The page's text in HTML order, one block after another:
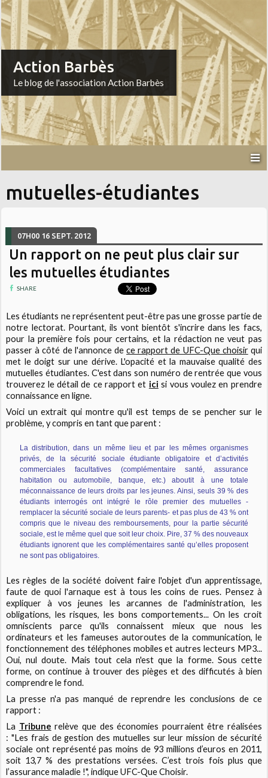
Action Barbès
Le blog de l'association Action Barbès
mutuelles-étudiantes
07H00 16 SEPT. 2012
Un rapport on ne peut plus clair sur
les mutuelles étudiantes
SHARE
Les étudiants ne représentent peut-être pas une grosse partie de
notre lectorat. Pourtant, ils vont bientôt s'incrire dans les facs,
pour la première fois pour certains, et la rédaction ne veut pas
passer à côté de l'annonce dece rapport de UFC-Que choisirqui
met le doigt sur une dérive. L'opacité et la mauvaise qualité des
mutuelles étudiantes. C'est dans son numéro de rentrée que vous
trouverez le détail de ce rapport et ici si vous voulez en prendre
connaissance en ligne.
Voici un extrait qui montre qu'il est temps de se pencher sur le
problème, y compris en tant que parent :
La distribution, dans un même lieu et par les mêmes organismes
privés, de la sécurité sociale étudiante obligatoire et d’activités
commerciales facultatives (complémentaire santé, assurance
habitation ou automobile, banque, etc.) aboutit à une totale
méconnaissance de leurs droits par les jeunes. Ainsi, seuls 39 % des
étudiants interrogés ont intégré le rôle premier des mutuelles -
remplacer la sécurité sociale de leurs parents- et pas plus de 43 % ont
compris que le niveau des remboursements, pour la partie sécurité
sociale, est le même quel que soit leur choix. Pire, 37 % des nouveaux
étudiants ignorent que les complémentaires santé qu’elles proposent
ne sont pas obligatoires.
Les règles de la société doivent faire l'objet d'un apprentissage,
faute de quoi l'arnaque est à tous les coins de rues. Pensez à
expliquer à vos jeunes les arcannes de l'administration, les
obligations, les risques, les bons comportements... On les croit
omniscients parce qu'ils connaissent mieux que nous les
ordinateurs et les fameuses autoroutes de la communication, le
fonctionnement des téléphones mobiles et autres lecteurs MP3...
Oui, nul doute. Mais tout cela n'est que la forme. Sous cette
forme, on continue à trouver des pièges et des difficutés à bien
comprendre le fond.
La presse n'a pas manqué de reprendre les conclusions de ce
rapport :
La Tribune relève que des économies pourraient être réalisées
: "Les frais de gestion des mutuelles sur leur mission de sécurité
sociale ont représenté pas moins de 93 millions d’euros en 2011,
soit 13,7 % des prestations versées. C’est trois fois plus que
l’assurance maladie !", indique UFC-Que Choisir.